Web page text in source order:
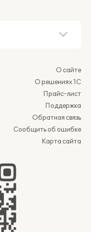
О сайте
О решениях 1С
Прайс-лист
Поддержка
Обратная связь
Сообщить об ошибке
Карта сайта